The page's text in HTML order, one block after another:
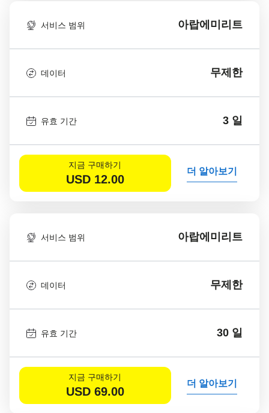
서비스 범위 아랍에미리트
데이터 무제한
유효 기간 3 일
지금 구매하기
USD 12.00
더 알아보기
서비스 범위 아랍에미리트
데이터 무제한
유효 기간 30 일
지금 구매하기
USD 69.00
더 알아보기